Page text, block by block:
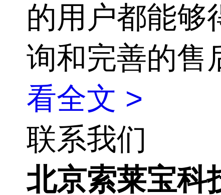
的用户都能够
询和完善的售
看全文 >
联系我们
北京索莱宝科